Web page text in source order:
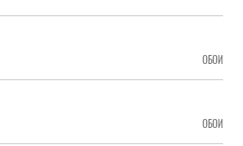
ОБОИ
ОБОИ